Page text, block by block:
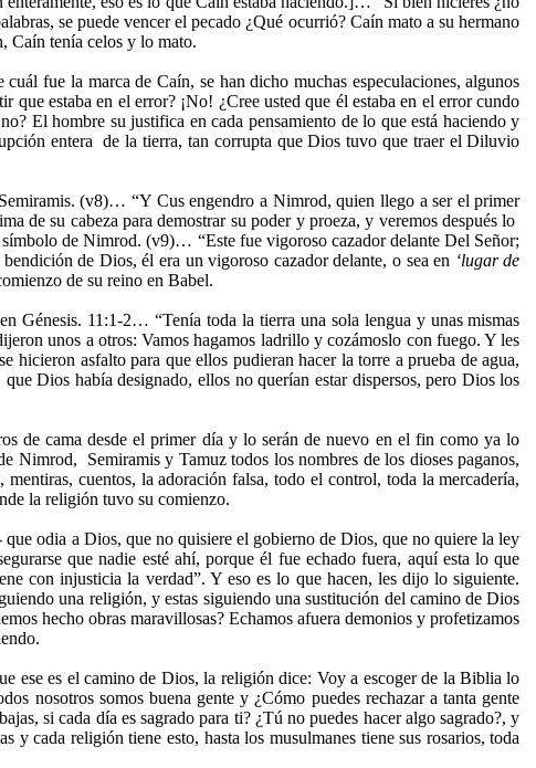
se puede vencer el pecado ¿Qué ocurrió? Caín mato a su hermano
Caín tenía celos y lo mato.
fue la marca de Caín, se han dicho muchas especulaciones, algunos
estaba en el error? ¡No! ¿Cree usted que él estaba en el error cundo
El hombre su justifica en cada pensamiento de lo que está haciendo y
entera de la tierra, tan corrupta que Dios tuvo que traer el Diluvio
(v8)… “Y Cus engendro a Nimrod, quien llego a ser el primer
de su cabeza para demostrar su poder y proeza, y veremos después lo
de Nimrod. (v9)… “Este fue vigoroso cazador delante Del Señor;
de Dios, él era un vigoroso cazador delante, o sea en ‘lugar de
de su reino en Babel.
Génesis. 11:1-2… “Tenía toda la tierra una sola lengua y unas mismas
unos a otros: Vamos hagamos ladrillo y cozámoslo con fuego. Y les
asfalto para que ellos pudieran hacer la torre a prueba de agua,
Dios había designado, ellos no querían estar dispersos, pero Dios los
de cama desde el primer día y lo serán de nuevo en el fin como ya lo
Nimrod, Semiramis y Tamuz todos los nombres de los dioses paganos,
cuentos, la adoración falsa, todo el control, toda la mercadería,
la religión tuvo su comienzo.
odia a Dios, que no quisiere el gobierno de Dios, que no quiere la ley
que nadie esté ahí, porque él fue echado fuera, aquí esta lo que
con injusticia la verdad”. Y eso es lo que hacen, les dijo lo siguiente.
una religión, y estas siguiendo una sustitución del camino de Dios
hecho obras maravillosas? Echamos afuera demonios y profetizamos
ese es el camino de Dios, la religión dice: Voy a escoger de la Biblia lo
nosotros somos buena gente y ¿Cómo puedes rechazar a tanta gente
si cada día es sagrado para ti? ¿Tú no puedes hacer algo sagrado?, y
y cada religión tiene esto, hasta los musulmanes tiene sus rosarios, toda